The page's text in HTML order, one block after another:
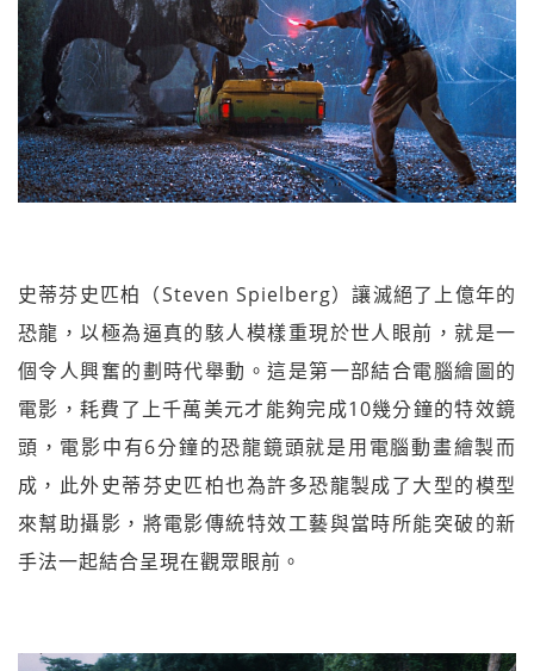
史蒂芬史匹柏（Steven Spielberg）讓滅絕了上億年的
恐龍，以極為逼真的駭人模樣重現於世人眼前，就是一
個令人興奮的劃時代舉動。這是第一部結合電腦繪圖的
電影，耗費了上千萬美元才能夠完成10幾分鐘的特效鏡
頭，電影中有6分鐘的恐龍鏡頭就是用電腦動畫繪製而
成，此外史蒂芬史匹柏也為許多恐龍製成了大型的模型
來幫助攝影，將電影傳統特效工藝與當時所能突破的新
手法一起結合呈現在觀眾眼前。